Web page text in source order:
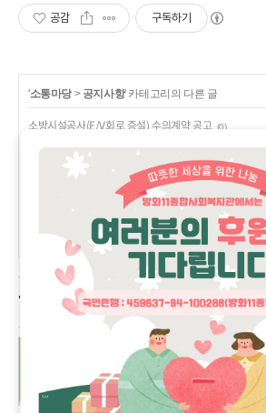
공감 구독하기
'소통마당> 공지사항' 카테고리의 다른 글
소방시설공사(E/V회로 증설) 수의계약 공고 (0)
2026년 5월 업무추진비 (0)
6월 휴관 안내
방화11종합사회복지관 정규직 사회복지사 및 육아휴직
안전관리인 최종합격자 공고 (0)
방화11종합사회복지관 정규직 사회복지사 및 육아휴직
안전관리인 서류전형 합격자 공고 (0)
'소통마당/공지사항' 관련 글
소방시설공사(E/V회로